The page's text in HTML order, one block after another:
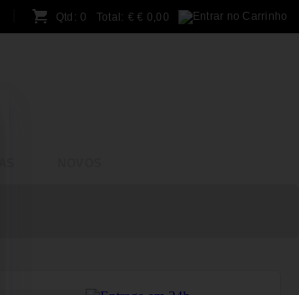
Qtd: 0 Total: €€ 0,00